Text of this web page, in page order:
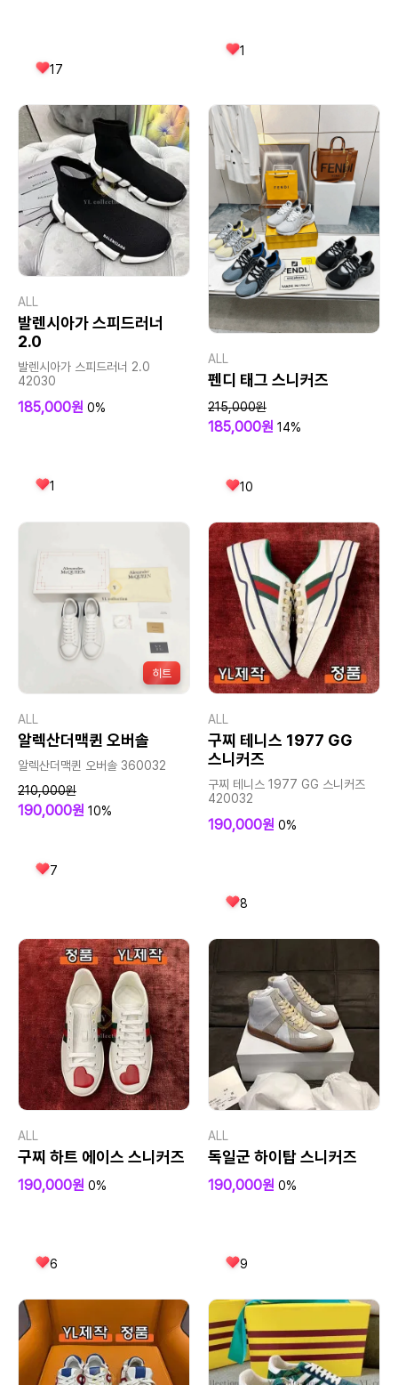
17
1
ALL
발렌시아가 스피드러너
2.0
발렌시아가 스피드러너 2.0
42030
185,000원 0%
1
ALL
펜디 태그 스니커즈
215,000원
185,000원 14%
10
히트
ALL
알렉산더맥퀸 오버솔
알렉산더맥퀸 오버솔 360032
210,000원
190,000원 10%
7
ALL
구찌 테니스 1977 GG
스니커즈
구찌 테니스 1977 GG 스니커즈
420032
190,000원 0%
8
ALL
구찌 하트 에이스 스니커즈
190,000원 0%
6
ALL
독일군 하이탑 스니커즈
190,000원 0%
9